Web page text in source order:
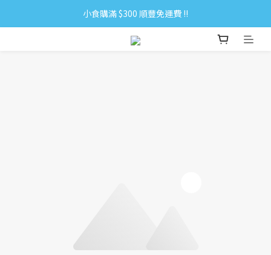
小食購滿 $300 順豐免運費 ‼
小食購滿 $300 順豐免運費 ‼
全單購滿 $500 免運費 ♥︎ 會員積分回贈 $1＝1Pt.